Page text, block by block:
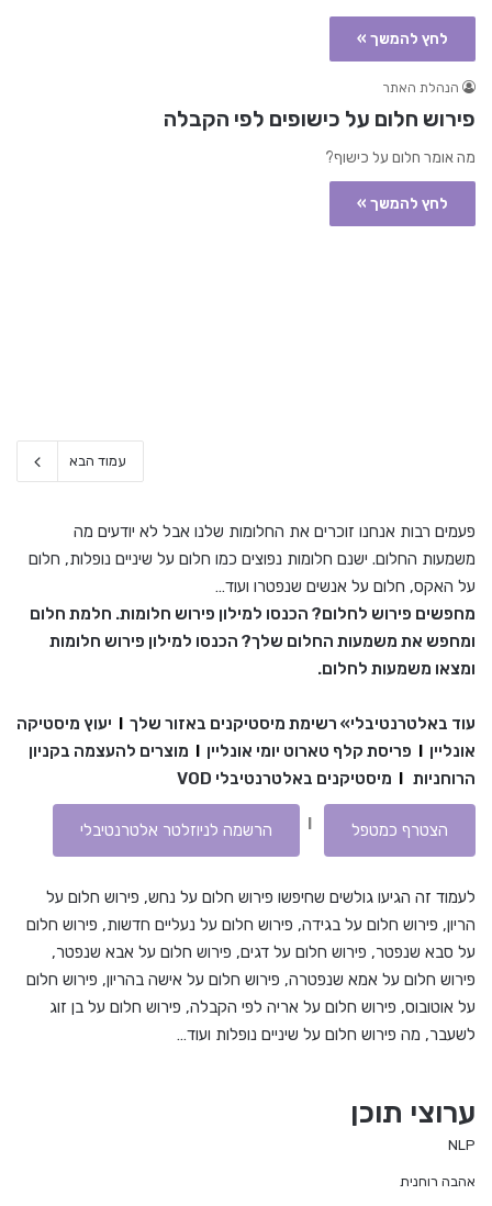
לחץ להמשך »
הנהלת האתר
פירוש חלום על כישופים לפי הקבלה
מה אומר חלום על כישוף?
לחץ להמשך »
עמוד הבא
פעמים רבות אנחנו זוכרים את החלומות שלנו אבל לא יודעים מה
משמעות החלום. ישנם חלומות נפוצים כמו חלום על שיניים נופלות, חלום
על האקס, חלום על אנשים שנפטרו ועוד…
מחפשים פירוש לחלום? הכנסו למילון פירוש חלומות. חלמת חלום
ומחפש את משמעות החלום שלך? הכנסו למילון פירוש חלומות
ומצאו משמעות לחלום.
עוד באלטרנטיבלי» רשימת מיסטיקנים באזור שלך I יעוץ מיסטיקה
אונליין I פריסת קלף טארוט יומי אונליין I מוצרים להעצמה בקניון
הרוחניות I מיסטיקנים באלטרנטיבלי VOD
הצטרף כמטפל I הרשמה לניוזלטר אלטרנטיבלי
לעמוד זה הגיעו גולשים שחיפשו פירוש חלום על נחש, פירוש חלום על
הריון, פירוש חלום על בגידה, פירוש חלום על נעליים חדשות, פירוש חלום
על סבא שנפטר, פירוש חלום על דגים, פירוש חלום על אבא שנפטר,
פירוש חלום על אמא שנפטרה, פירוש חלום על אישה בהריון, פירוש חלום
על אוטובוס, פירוש חלום על אריה לפי הקבלה, פירוש חלום על בן זוג
לשעבר, מה פירוש חלום על שיניים נופלות ועוד…
ערוצי תוכן
NLP
אהבה רוחנית